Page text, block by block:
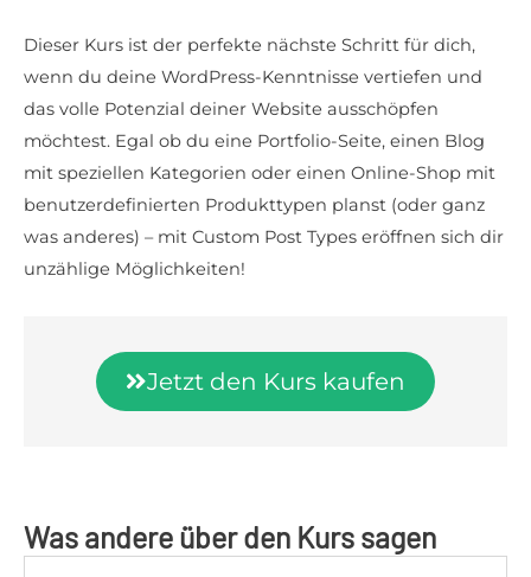
Dieser Kurs ist der perfekte nächste Schritt für dich,
wenn du deine WordPress-Kenntnisse vertiefen und
das volle Potenzial deiner Website ausschöpfen
möchtest. Egal ob du eine Portfolio-Seite, einen Blog
mit speziellen Kategorien oder einen Online-Shop mit
benutzerdefinierten Produkttypen planst (oder ganz
was anderes) – mit Custom Post Types eröffnen sich dir
unzählige Möglichkeiten!
Jetzt den Kurs kaufen
Was andere über den Kurs sagen